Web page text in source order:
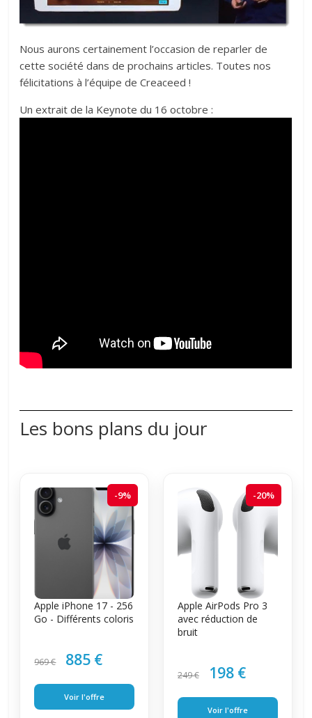
Nous aurons certainement l’occasion de reparler de
cette société dans de prochains articles. Toutes nos
félicitations à l’équipe de Creaceed !
Un extrait de la Keynote du 16 octobre :
Les bons plans du jour
-9%
Apple iPhone 17 - 256
Go - Différents coloris
969 € 885 €
Voir l'offre
-20%
Apple AirPods Pro 3
avec réduction de
bruit
249 € 198 €
Voir l'offre